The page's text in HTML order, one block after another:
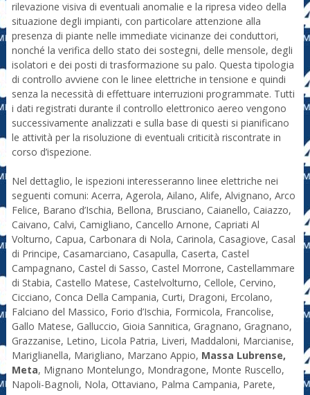
rilevazione visiva di eventuali anomalie e la ripresa video della
situazione degli impianti, con particolare attenzione alla
presenza di piante nelle immediate vicinanze dei conduttori,
nonché la verifica dello stato dei sostegni, delle mensole, degli
isolatori e dei posti di trasformazione su palo. Questa tipologia
di controllo avviene con le linee elettriche in tensione e quindi
senza la necessità di effettuare interruzioni programmate. Tutti
i dati registrati durante il controllo elettronico aereo vengono
successivamente analizzati e sulla base di questi si pianificano
le attività per la risoluzione di eventuali criticità riscontrate in
corso d’ispezione.
Nel dettaglio, le ispezioni interesseranno linee elettriche nei
seguenti comuni: Acerra, Agerola, Ailano, Alife, Alvignano, Arco
Felice, Barano d’Ischia, Bellona, Brusciano, Caianello, Caiazzo,
Caivano, Calvi, Camigliano, Cancello Arnone, Capriati Al
Volturno, Capua, Carbonara di Nola, Carinola, Casagiove, Casal
di Principe, Casamarciano, Casapulla, Caserta, Castel
Campagnano, Castel di Sasso, Castel Morrone, Castellammare
di Stabia, Castello Matese, Castelvolturno, Cellole, Cervino,
Cicciano, Conca Della Campania, Curti, Dragoni, Ercolano,
Falciano del Massico, Forio d’Ischia, Formicola, Francolise,
Gallo Matese, Galluccio, Gioia Sannitica, Gragnano, Gragnano,
Grazzanise, Letino, Licola Patria, Liveri, Maddaloni, Marcianise,
Mariglianella, Marigliano, Marzano Appio, Massa Lubrense,
Meta, Mignano Montelungo, Mondragone, Monte Ruscello,
Napoli-Bagnoli, Nola, Ottaviano, Palma Campania, Parete,